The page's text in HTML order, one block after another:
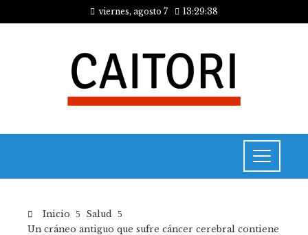
viernes, agosto 7 13:29:39
Inicio
Salud
Un cráneo antiguo que sufre cáncer cerebral contiene